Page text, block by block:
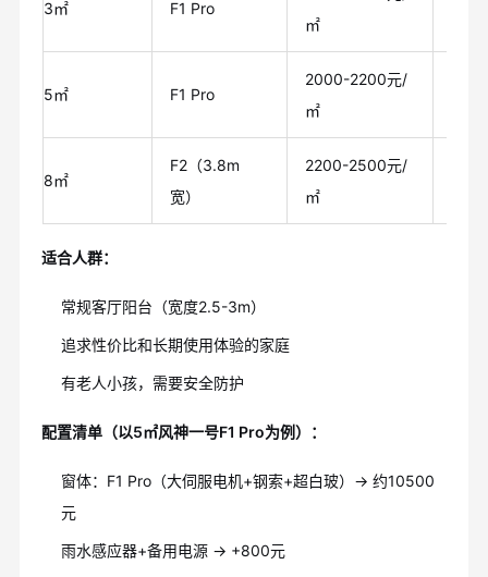
3㎡ F1 Pro
㎡
5㎡ F1 Pro
2000-2200元/
㎡
8㎡
F2（3.8m
宽）
2200-2500元/
㎡
适合人群：
常规客厅阳台（宽度2.5-3m）
追求性价比和长期使用体验的家庭
有老人小孩，需要安全防护
配置清单（以5㎡风神一号F1 Pro为例）：
窗体：F1 Pro（大伺服电机+钢索+超白玻）→ 约10500
元
雨水感应器+备用电源 → +800元